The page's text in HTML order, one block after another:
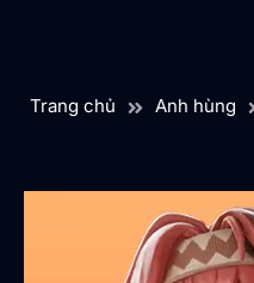
Trang chủ Anh hùng